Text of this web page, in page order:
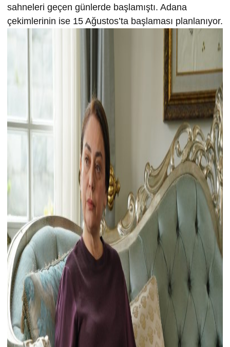
sahneleri geçen günlerde başlamıştı. Adana
çekimlerinin ise 15 Ağustos’ta başlaması planlanıyor.